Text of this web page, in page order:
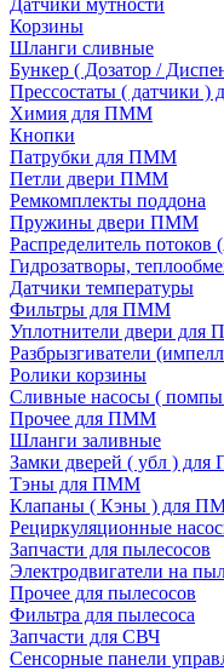
Датчики мутности
Корзины
Шланги сливные
Бункер ( Дозатор /
Прессостаты ( датчики )
Химия для ПММ
Кнопки
Патрубки для ПММ
Петли двери ПММ
Ремкомплекты поддона
Пружины двери ПММ
Распределитель потоков
Гидрозатворы,
Датчики температуры
Фильтры для ПММ
Уплотнители двери
Разбрызгиватели
Ролики корзины
Сливные насосы (
Прочее для ПММ
Шланги заливные
Замки дверей ( убл )
Тэны для ПММ
Клапаны ( Кэны ) для
Рециркуляционные
Запчасти для пылесосов
Электродвигатели на
Прочее для пылесосов
Фильтра для пылесоса
Запчасти для СВЧ
Сенсорные панели